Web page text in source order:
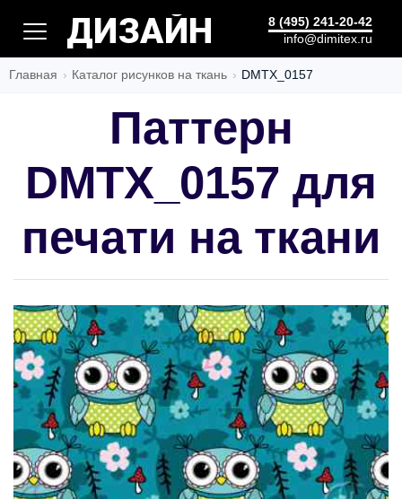
РАСКРОЙ
8 (495) 241-20-42
info@dimitex.ru
Главная Каталог рисунков на ткань DMTX_0157
Паттерн
DMTX_0157 для
печати на ткани